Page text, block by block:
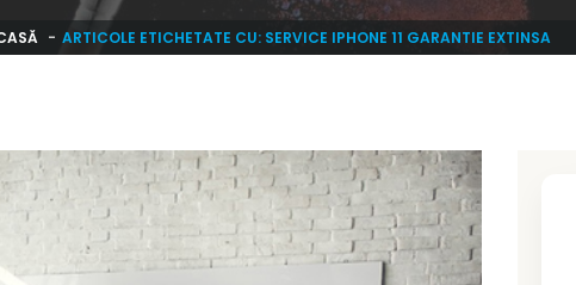
ARTICOLE ETICHETATE CU: SERVICE IPHONE 11 GARANTIE EXTINSA